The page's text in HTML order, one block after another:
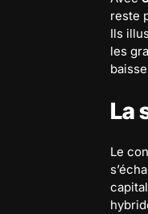
reste
Ils
les
La
Le